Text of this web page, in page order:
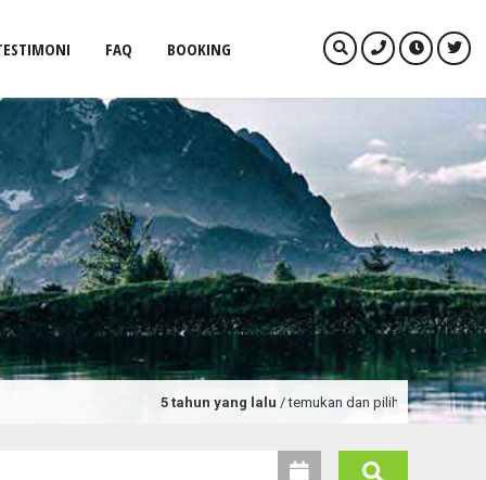
FAQ BOOKING
5 tahun yang lalu/ temukan dan pilih paket tour dan